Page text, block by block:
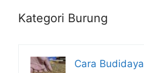
Kategori Burung
Cara Budidaya